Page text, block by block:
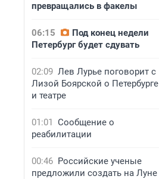
превращались в факелы
06:15
Под конец недели
Петербург будет сдувать
02:09 Лев Лурье поговорит с
Лизой Боярской о Петербурге
и театре
01:01 Сообщение о
реабилитации
00:46 Российские ученые
предложили создать на Луне